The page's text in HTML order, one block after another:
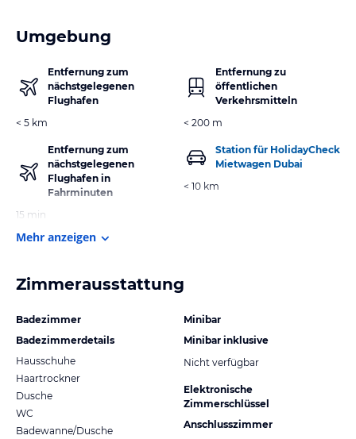
Umgebung
Entfernung zum
nächstgelegenen
Flughafen
< 5 km
Entfernung zum
nächstgelegenen
Flughafen in
Fahrminuten
15 min
Entfernung zu
öffentlichen
Verkehrsmitteln
< 200 m
Station für HolidayCheck
Mietwagen Dubai
< 10 km
Mehr anzeigen
Zimmerausstattung
Badezimmer
Badezimmerdetails
Hausschuhe
Haartrockner
Dusche
WC
Badewanne/Dusche
Minibar
Minibar inklusive
Nicht verfügbar
Elektronische
Zimmerschlüssel
Anschlusszimmer